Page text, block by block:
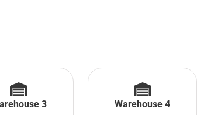
3 Warehouse 4